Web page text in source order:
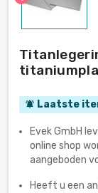
notifications_active Laatste
Evek GmbH
online shop
aangeboden
Heeft u een